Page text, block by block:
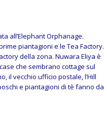
all’Elephant Orphanage.
piantagioni e le Tea Factory.
della zona. Nuwara Eliya è
che sembrano cottage sul
il vecchio ufficio postale, l’Hill
e piantagioni di tè fanno da